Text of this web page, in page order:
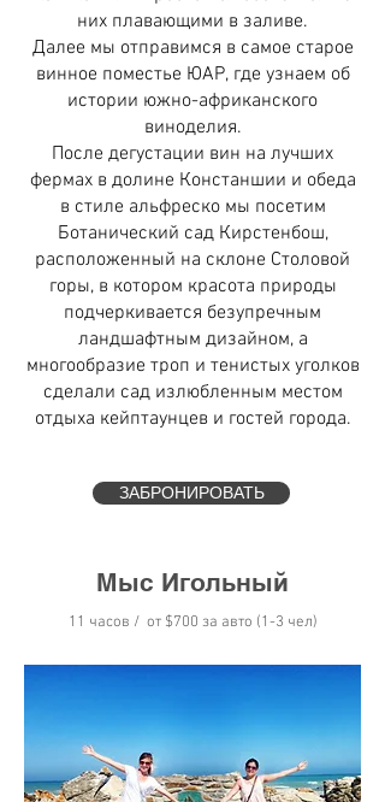
них плавающими в заливе.
Далее мы отправимся в самое старое
винное поместье ЮАР, где узнаем об
истории южно-африканского
виноделия.
После дегустации вин на лучших
фермах в долине Констаншии и обеда
в стиле альфреско мы посетим
Ботанический сад Кирстенбош,
расположенный на склоне Столовой
горы, в котором красота природы
подчеркивается безупречным
ландшафтным дизайном, а
многообразие троп и тенистых уголков
сделали сад излюбленным местом
отдыха кейптаунцев и гостей города.
ЗАБРОНИРОВАТЬ
Мыс Игольный
11 часов / от $700 за авто (1-3 чел)